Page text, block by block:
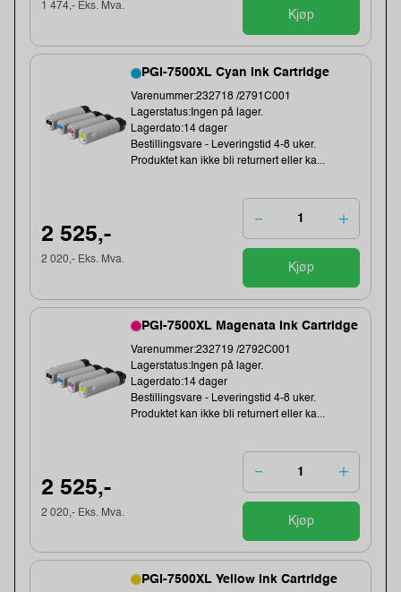
1 474,- Eks. Mva.
Kjøp
PGI-7500XL Cyan Ink Cartridge
Varenummer:232718 /2791C001
Lagerstatus:Ingen på lager.
Lagerdato:14 dager
Bestillingsvare - Leveringstid 4-8 uker.
Produktet kan ikke bli returnert eller ka...
2 525,-
2 020,- Eks. Mva.
Kjøp
PGI-7500XL Magenata Ink Cartridge
Varenummer:232719 /2792C001
Lagerstatus:Ingen på lager.
Lagerdato:14 dager
Bestillingsvare - Leveringstid 4-8 uker.
Produktet kan ikke bli returnert eller ka...
2 525,-
2 020,- Eks. Mva.
Kjøp
PGI-7500XL Yellow Ink Cartridge